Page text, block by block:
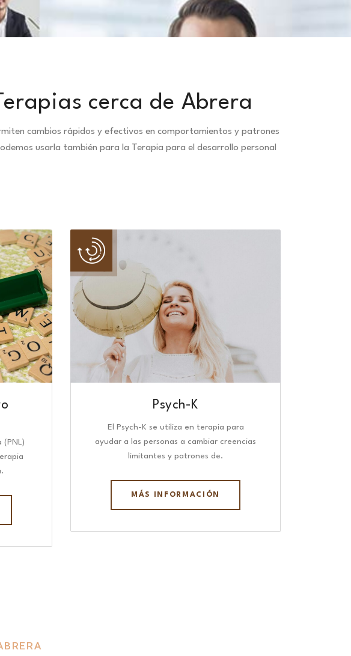
cerca de Abrera
cambios rápidos y efectivos en comportamientos y patrones
usarla también para la Terapia para el desarrollo personal
(PNL)
Psych-K
El Psych-K se utiliza en terapia para
ayudar a las personas a cambiar creencias
limitantes y patrones de.
MÁS INFORMACIÓN